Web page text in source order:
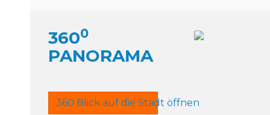
3600
PANORAMA
360 Blick auf die Stadt öffnen